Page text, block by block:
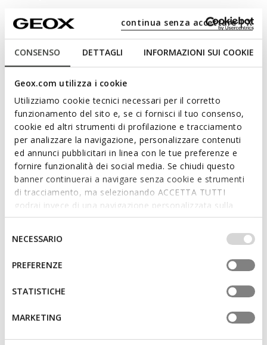
CONSENSO DETTAGLI INFORMAZIONI SUI COOKIE
Geox.com utilizza i cookie
Utilizziamo cookie tecnici necessari per il corretto
funzionamento del sito e, se ci fornisci il tuo consenso,
cookie ed altri strumenti di profilazione e tracciamento
per analizzare la navigazione, personalizzare contenuti
ed annunci pubblicitari in linea con le tue preferenze e
fornire funzionalità dei social media. Se chiudi questo
banner continuerai a navigare senza cookie e strumenti
di tracciamento, ma selezionando ACCETTA TUTTI
godrai invece di una navigazione personalizzata sulla
base dei tuoi gusti ed interessi. Selezionando
IMPOSTAZIONI potrai anche scegliere quali cookies ed
altri strumenti di tracciamento autorizzare. Per maggiori
informazioni o per modificare in qualsiasi momento le
tue impostazioni, visita la nostra
consenso
NECESSARIO
PREFERENZE
STATISTICHE
MARKETING
continua senza accettare | X
NOT SHOPPABLE
Description
Longline contemporary-looking jacket for women equipped
with a system that locks out rain and wind, making it the
ultimate way to take on winter weather with confidence. This
black version has been crafted from weighty recycled
polyester with cosy teddy-fur detailing and filled with recycled
EcologicWARM wadding. Vilde is the perfect way to complete
urban looks for cold days spent around town, and it
guarantees the utmost breathability and lasting comfort.
Features
Excellent thermal insulation that provides